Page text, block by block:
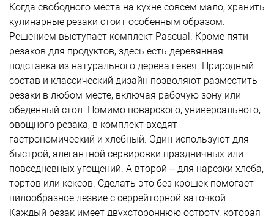
Когда свободного места на кухне совсем мало, хранить
кулинарные резаки стоит особенным образом.
Решением выступает комплект Pascual. Кроме пяти
резаков для продуктов, здесь есть деревянная
подставка из натурального дерева гевея. Природный
состав и классический дизайн позволяют разместить
резаки в любом месте, включая рабочую зону или
обеденный стол. Помимо поварского, универсального,
овощного резака, в комплект входят
гастрономический и хлебный. Один используют для
быстрой, элегантной сервировки праздничных или
повседневных угощений. А второй – для нарезки хлеба,
тортов или кексов. Сделать это без крошек помогает
пилообразное лезвие с серрейторной заточкой.
Каждый резак имеет двухстороннюю остроту, которая